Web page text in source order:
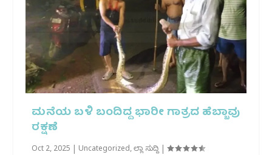
ಮನೆಯ ಬಳಿ ಬಂದಿದ್ದ ಭಾರೀ ಗಾತ್ರದ ಹೆಬ್ಬಾವು
ರಕ್ಷಣೆ
Oct 2, 2025 Uncategorized,ಜಿಲ್ಲಾ ಸುದ್ದಿ |